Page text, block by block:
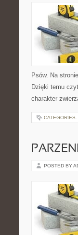
Psów. Na
Dzięki temu
charakter
CATEGORIES:
POSTED BY